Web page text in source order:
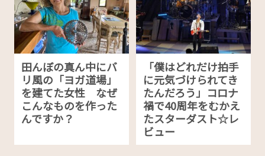
田んぼの真ん中にバ
リ風の「ヨガ道場」
を建てた女性 なぜ
こんなものを作った
んですか？
「僕はどれだけ拍手
に元気づけられてき
たんだろう」コロナ
禍で40周年をむかえ
たスターダスト☆レ
ビュー